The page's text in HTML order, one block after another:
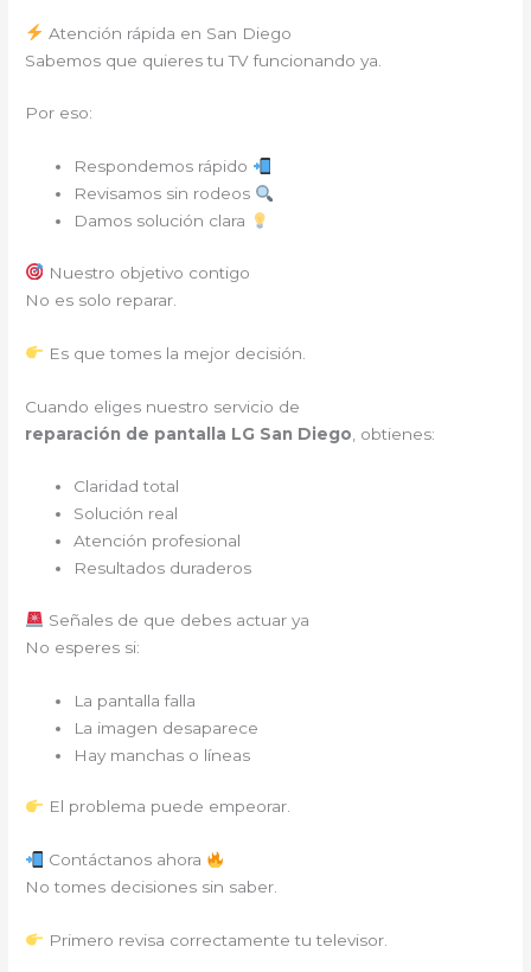
Atención rápida en San Diego
Sabemos que quieres tu TV funcionando ya.
Por eso:
Respondemos rápido
Revisamos sin rodeos
Damos solución clara
Nuestro objetivo contigo
No es solo reparar.
Es que tomes la mejor decisión.
Cuando eliges nuestro servicio de
reparación de pantalla LG San Diego , obtienes:
Claridad total
Solución real
Atención profesional
Resultados duraderos
Señales de que debes actuar ya
No esperes si:
La pantalla falla
La imagen desaparece
Hay manchas o líneas
El problema puede empeorar.
Contáctanos ahora
No tomes decisiones sin saber.
Primero revisa correctamente tu televisor.